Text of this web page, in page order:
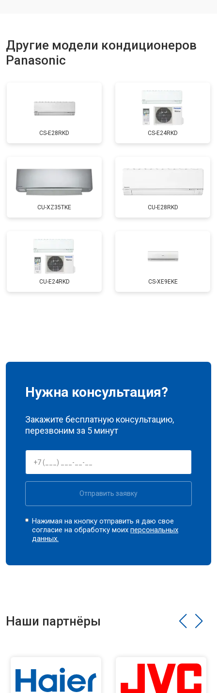
Другие модели кондиционеров
Panasonic
CS-E28RKD CS-E24RKD
CU-XZ35TKE CU-E28RKD
CU-E24RKD CS-XE9EKE
Нужна консультация?
Закажите бесплатную консультацию,
перезвоним за 5 минут
Отправить заявку
Нажимая на кнопку отправить я даю свое
согласие на обработку моихперсональных
данных.
Наши партнёры